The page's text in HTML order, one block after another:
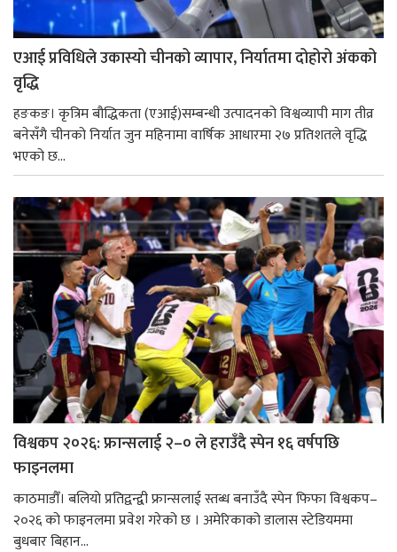
एआई प्रविधिले उकास्यो चीनको व्यापार, निर्यातमा दोहोरो अंकको
वृद्धि
हङकङ। कृत्रिम बौद्धिकता (एआई)सम्बन्धी उत्पादनको विश्वव्यापी माग तीव्र
बनेसँगै चीनको निर्यात जुन महिनामा वार्षिक आधारमा २७ प्रतिशतले वृद्धि
भएको छ...
विश्वकप २०२६: फ्रान्सलाई २–० ले हराउँदै स्पेन १६ वर्षपछि
फाइनलमा
काठमाडौँ। बलियो प्रतिद्वन्द्वी फ्रान्सलाई स्तब्ध बनाउँदै स्पेन फिफा विश्वकप–
२०२६ को फाइनलमा प्रवेश गरेको छ । अमेरिकाको डालास स्टेडियममा
बुधबार बिहान...